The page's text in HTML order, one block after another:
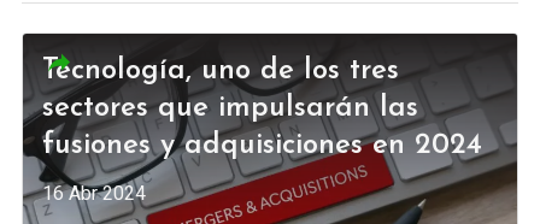
Tecnología, uno de los tres
sectores que impulsarán las
fusiones y adquisiciones en 2024
16 Abr 2024